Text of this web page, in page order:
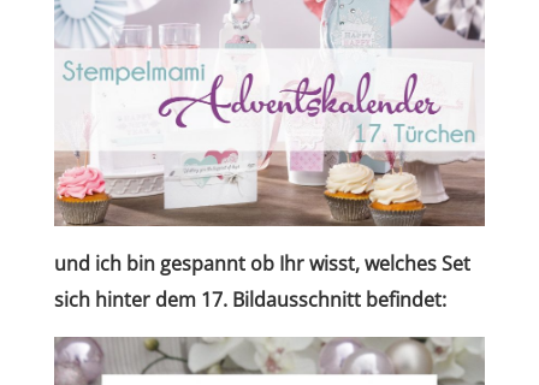
und ich bin gespannt ob Ihr wisst, welches Set
sich hinter dem 17. Bildausschnitt befindet: